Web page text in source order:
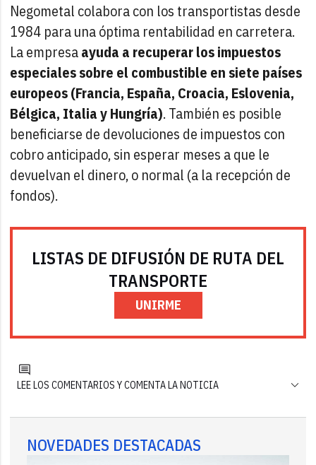
Negometal colabora con los transportistas desde
1984 para una óptima rentabilidad en carretera.
La empresaayuda a recuperar los impuestos
especiales sobre el combustible en siete países
europeos (Francia, España, Croacia, Eslovenia,
Bélgica, Italia y Hungría). También es posible
beneficiarse de devoluciones de impuestos con
cobro anticipado, sin esperar meses a que le
devuelvan el dinero, o normal (a la recepción de
fondos).
LISTAS DE DIFUSIÓN DE RUTA DEL
TRANSPORTE
UNIRME
LEE LOS COMENTARIOS Y COMENTA LA NOTICIA
NOVEDADES DESTACADAS